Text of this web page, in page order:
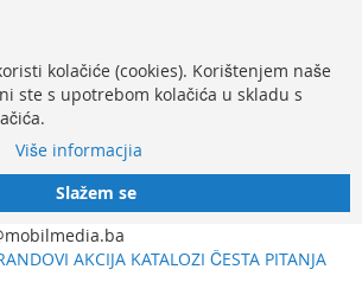
kolačiće (cookies). Korištenjem naše
ste s upotrebom kolačića u skladu s
Više informacjia
Slažem se
AKCIJA KATALOZI ČESTA PITANJA